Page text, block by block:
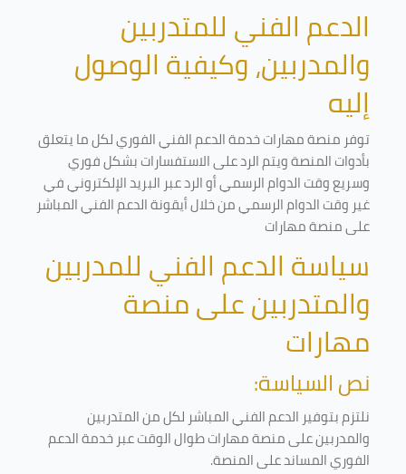
الدعم الفني للمتدربين
والمدربين، وكيفية الوصول
إليه
توفر منصة مهارات خدمة الدعم الفني الفوري لكل ما يتعلق
بأدوات المنصة ويتم الرد على الاستفسارات بشكل فوري
وسريع وقت الدوام الرسمي أو الرد عبر البريد الإلكتروني في
غير وقت الدوام الرسمي من خلال أيقونة الدعم الفني المباشر
على منصة مهارات
سياسة الدعم الفني للمدربين
والمتدربين على منصة
مهارات
نص السياسة:
نلتزم بتوفير الدعم الفني المباشر لكل من المتدربين
والمدربين على منصة مهارات طوال الوقت عبر خدمة الدعم
الفوري المساند على المنصة.